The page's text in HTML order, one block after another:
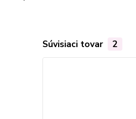
Súvisiaci tovar 2